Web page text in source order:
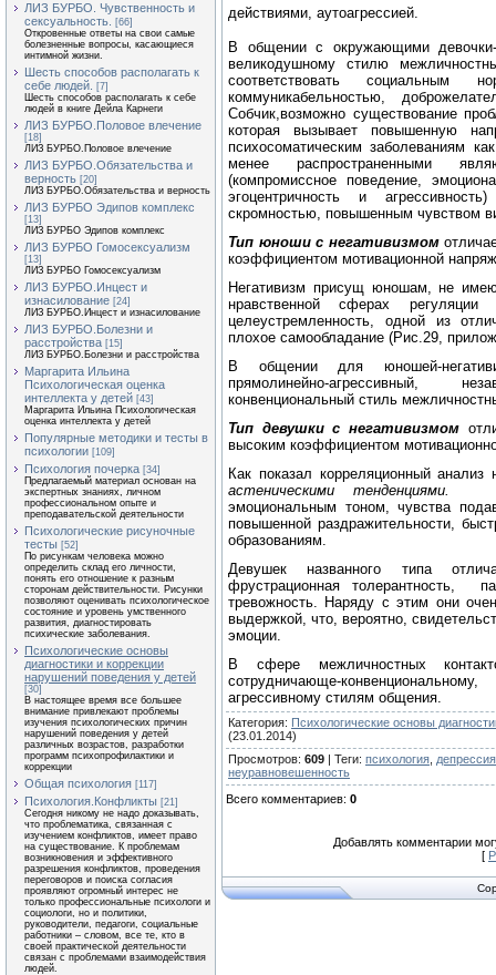
ЛИЗ БУРБО. Чувственность и
сексуальность.
[66]
Откровенные ответы на свои самые
болезненные вопросы, касающиеся
интимной жизни.
Шесть способов располагать к
себе людей.
[7]
Шесть способов располагать к себе
людей в книге Дейла Карнеги
ЛИЗ БУРБО.Половое влечение
[18]
ЛИЗ БУРБО.Половое влечение
ЛИЗ БУРБО.Обязательства и
верность [20]
ЛИЗ БУРБО.Обязательства и верность
ЛИЗ БУРБО Эдипов комплекс
[13]
ЛИЗ БУРБО Эдипов комплекс
ЛИЗ БУРБО Гомосексуализм
[13]
ЛИЗ БУРБО Гомосексуализм
ЛИЗ БУРБО.Инцест и
изнасилование [24]
ЛИЗ БУРБО.Инцест и изнасилование
ЛИЗ БУРБО.Болезни и
расстройства [15]
ЛИЗ БУРБО.Болезни и расстройства
Маргарита Ильина
Психологическая оценка
интеллекта у детей [43]
Маргарита Ильина Психологическая
оценка интеллекта у детей
Популярные методики и тесты в
психологии [109]
Психология почерка [34]
Предлагаемый материал основан на
экспертных знаниях, личном
профессиональном опыте и
преподавательской деятельности
Психологические рисуночные
тесты [52]
По рисункам человека можно
определить склад его личности,
понять его отношение к разным
сторонам действительности. Рисунки
позволяют оценивать психологическое
состояние и уровень умственного
развития, диагностировать
психические заболевания.
Психологические основы
диагностики и коррекции
нарушений поведения у детей
[30]
В настоящее время все большее
внимание привлекают проблемы
изучения психологических причин
нарушений поведения у детей
различных возрастов, разработки
программ психопрофилактики и
коррекции
Общая психология [117]
Психология.Конфликты [21]
Сегодня никому не надо доказывать,
что проблематика, связанная с
изучением конфликтов, имеет право
на существование. К проблемам
возникновения и эффективного
разрешения конфликтов, проведения
переговоров и поиска согласия
проявляют огромный интерес не
только профессиональные психологи и
социологи, но и политики,
руководители, педагоги, социальные
работники – словом, все те, кто в
своей практической деятельности
связан с проблемами взаимодействия
людей.
действиями, аутоагрессией.
В общении с окружающими девочки-
великодушному стилю
соответствовать социальным
коммуникабельностью,
Собчик,возможно существование
которая вызывает повышенную
психосоматическим заболеваниям
менее распространенными
(компромиссное поведение,
эгоцентричность и
скромностью, повышенным чувством
Тип юноши с негативизмом
коэффициентом мотивационной
Негативизм присущ юношам, не
нравственной сферах
целеустремленность, одной из
плохое самообладание (Рис.29,
В общении для юношей-
прямолинейно-агрессивный,
конвенциональный стиль
Тип девушки с негативизмом
высоким коэффициентом
Как показал корреляционный
астеническими тенденциями.
эмоциональным тоном, чувства
повышенной раздражительности,
образованиям.
Девушек названного типа
фрустрационная толерантность,
тревожность. Наряду с этим они
выдержкой, что, вероятно,
эмоции.
В сфере межличностных
сотрудничающе-
агрессивному стилям общения.
Категория: Психологические основы
(23.01.2014)
Просмотров: 609 | Теги: психология
неуравновешенность
Всего комментариев: 0
Добавлять комментарии
[